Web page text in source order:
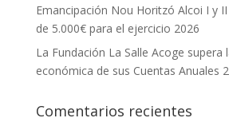
Emancipación Nou Horitzó Alcoi I y
de 5.000€ para el ejercicio 2026
La Fundación La Salle Acoge supera
económica de sus Cuentas Anuales
Comentarios recientes